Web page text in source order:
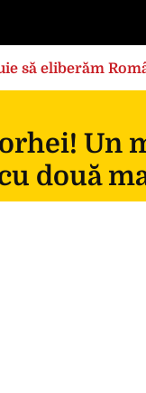
să eliberăm
Un
două